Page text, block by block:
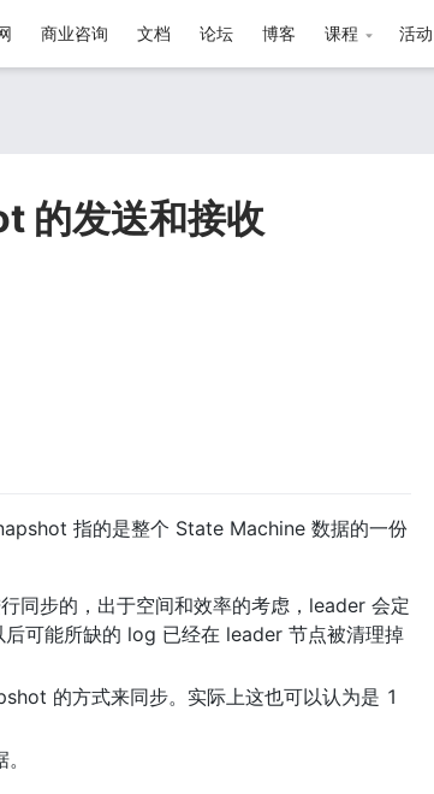
商业咨询 文档 论坛 博客 课程 活动
的发送和接收
指的是整个 State Machine 数据的一份
步的，出于空间和效率的考虑，leader 会定
可能所缺的 log 已经在 leader 节点被清理掉
的方式来同步。实际上这也可以认为是 1